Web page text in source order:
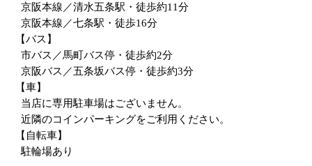
京阪本線／清水五条駅・徒歩約11分
京阪本線／七条駅・徒歩16分
【バス】
市バス／馬町バス停・徒歩約2分
京阪バス／五条坂バス停・徒歩約3分
【車】
当店に専用駐車場はございません。
近隣のコインパーキングをご利用ください。
【自転車】
駐輪場あり